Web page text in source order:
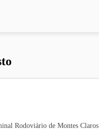
Rodoviário de Montes Claros